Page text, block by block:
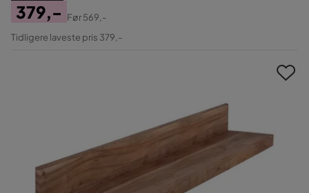
Pris
379,-
Original
Før569,-
Tidligere laveste pris 379,-